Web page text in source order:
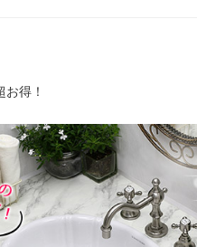
得！